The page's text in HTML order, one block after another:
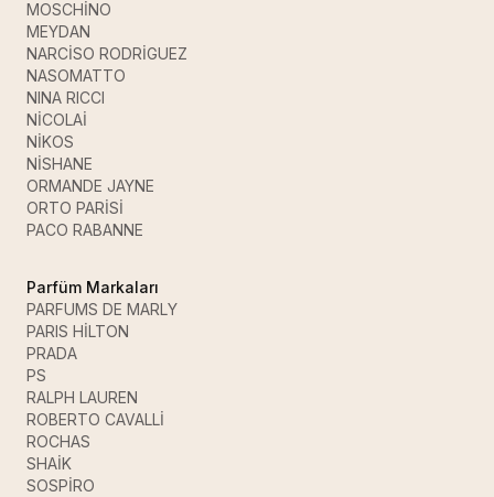
MOSCHİNO
MEYDAN
NARCİSO RODRİGUEZ
NASOMATTO
NINA RICCI
NİCOLAİ
NİKOS
NİSHANE
ORMANDE JAYNE
ORTO PARİSİ
PACO RABANNE
Parfüm Markaları
PARFUMS DE MARLY
PARIS HİLTON
PRADA
PS
RALPH LAUREN
ROBERTO CAVALLİ
ROCHAS
SHAİK
SOSPİRO